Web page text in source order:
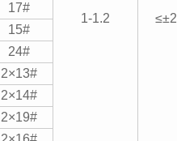
1-1.2
17#
15#
24#
2×13#
2×14#
2×19#